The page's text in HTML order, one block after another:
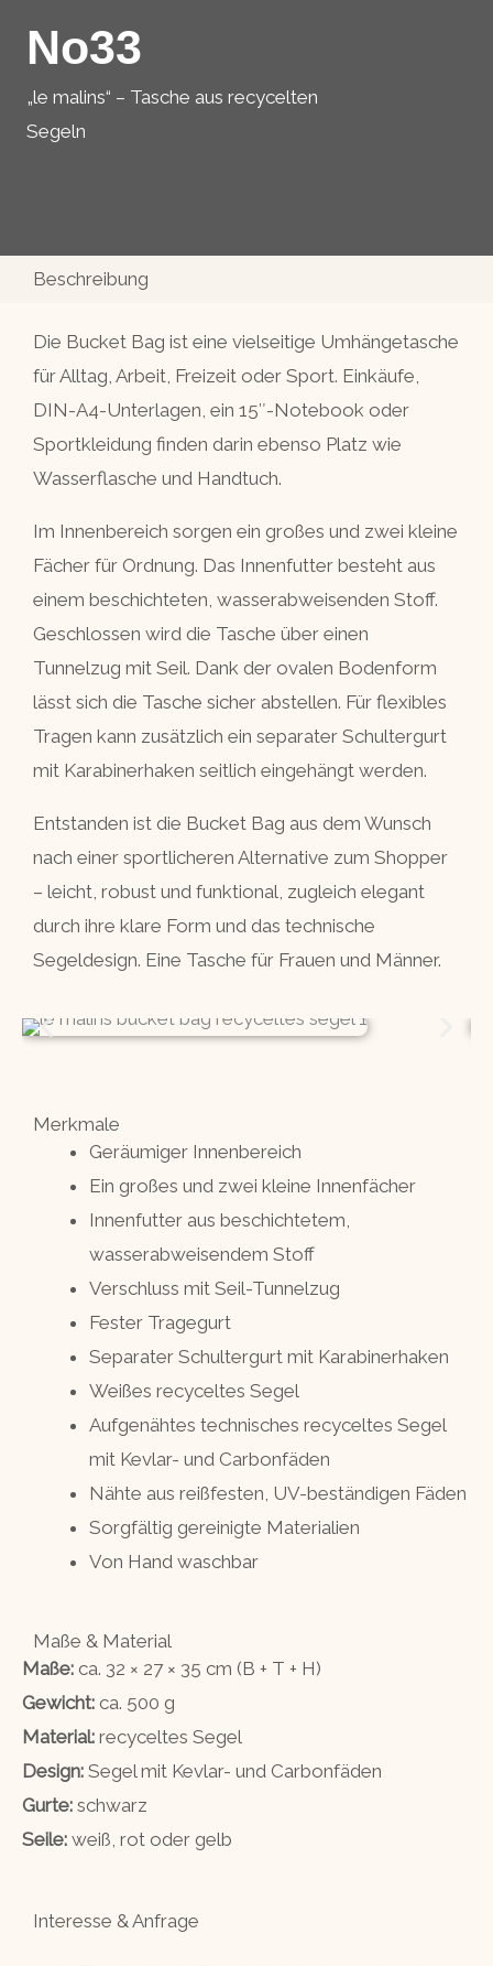
No33
„le malins“ – Tasche aus recycelten
Segeln
Beschreibung
Die Bucket Bag ist eine vielseitige Umhängetasche
für Alltag, Arbeit, Freizeit oder Sport. Einkäufe,
DIN-A4-Unterlagen, ein 15″-Notebook oder
Sportkleidung finden darin ebenso Platz wie
Wasserflasche und Handtuch.
Im Innenbereich sorgen ein großes und zwei kleine
Fächer für Ordnung. Das Innenfutter besteht aus
einem beschichteten, wasserabweisenden Stoff.
Geschlossen wird die Tasche über einen
Tunnelzug mit Seil. Dank der ovalen Bodenform
lässt sich die Tasche sicher abstellen. Für flexibles
Tragen kann zusätzlich ein separater Schultergurt
mit Karabinerhaken seitlich eingehängt werden.
Entstanden ist die Bucket Bag aus dem Wunsch
nach einer sportlicheren Alternative zum Shopper
– leicht, robust und funktional, zugleich elegant
durch ihre klare Form und das technische
Segeldesign. Eine Tasche für Frauen und Männer.
Merkmale
Geräumiger Innenbereich
Ein großes und zwei kleine Innenfächer
Innenfutter aus beschichtetem,
wasserabweisendem Stoff
Verschluss mit Seil-Tunnelzug
Fester Tragegurt
Separater Schultergurt mit Karabinerhaken
Weißes recyceltes Segel
Aufgenähtes technisches recyceltes Segel
mit Kevlar- und Carbonfäden
Nähte aus reißfesten, UV-beständigen Fäden
Sorgfältig gereinigte Materialien
Von Hand waschbar
Maße & Material
Maße: ca. 32 × 27 × 35 cm (B + T + H)
Gewicht: ca. 500 g
Material: recyceltes Segel
Design: Segel mit Kevlar- und Carbonfäden
Gurte: schwarz
Seile: weiß, rot oder gelb
Interesse & Anfrage